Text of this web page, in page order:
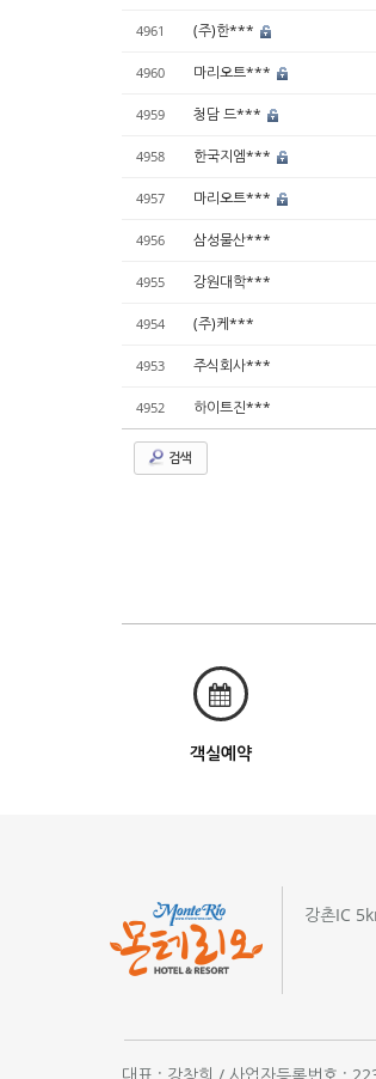
4961 (주)한***
4960 마리오트***
4959 청담 드***
4958 한국지엠***
4957 마리오트***
4956 삼성물산***
4955 강원대학***
4954 (주)케***
4953 주식회사***
4952 하이트진***
검색
객실예약
강촌IC